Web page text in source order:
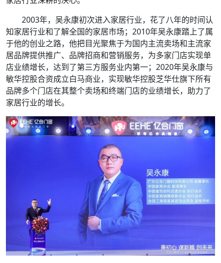
2003年，吴永康初次进入家居行业，花了八年的时间认
知家居行业和了解全国的家居市场；2010年吴永康踏上了属
于他的创业之路，他把目光聚焦于为国内主流卖场和主流家
居品牌提供推广、品牌招商和营销服务，为多家门店实现单
店业绩增长，达到了第三方服务业内第一；2020年吴永康与
敏华控股合资成立白马商业，实现敏华控股芝华仕旗下所有
品牌多个门店在其整个卖场和终端门店的业绩增长，助力了
家居行业的增长。